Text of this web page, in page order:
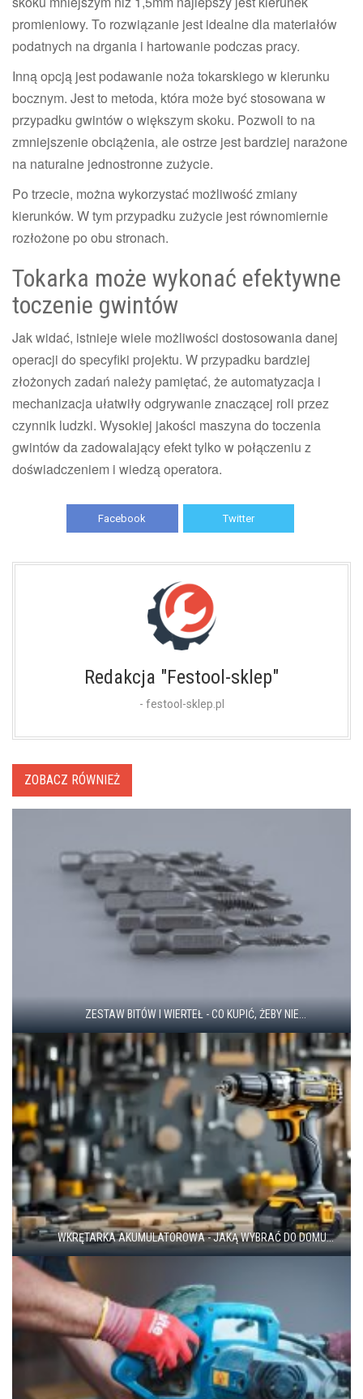
promieniowy. To rozwiązanie jest idealne dla materiałów
podatnych na drgania i hartowanie podczas pracy.
Inną opcją jest podawanie noża tokarskiego w kierunku
bocznym. Jest to metoda, która może być stosowana w
przypadku gwintów o większym skoku. Pozwoli to na
zmniejszenie obciążenia, ale ostrze jest bardziej narażone
na naturalne jednostronne zużycie.
Po trzecie, można wykorzystać możliwość zmiany
kierunków. W tym przypadku zużycie jest równomiernie
rozłożone po obu stronach.
Tokarka może wykonać efektywne
toczenie gwintów
Jak widać, istnieje wiele możliwości dostosowania danej
operacji do specyfiki projektu. W przypadku bardziej
złożonych zadań należy pamiętać, że automatyzacja i
mechanizacja ułatwiły odgrywanie znaczącej roli przez
czynnik ludzki. Wysokiej jakości maszyna do toczenia
gwintów da zadowalający efekt tylko w połączeniu z
doświadczeniem i wiedzą operatora.
Facebook Twitter
Redakcja "Festool-sklep"
- festool-sklep.pl
ZOBACZ RÓWNIEŻ
ZESTAW BITÓW I WIERTEŁ - CO KUPIĆ, ŻEBY NIE...
WKRĘTARKA AKUMULATOROWA - JAKĄ WYBRAĆ DO DOMU...